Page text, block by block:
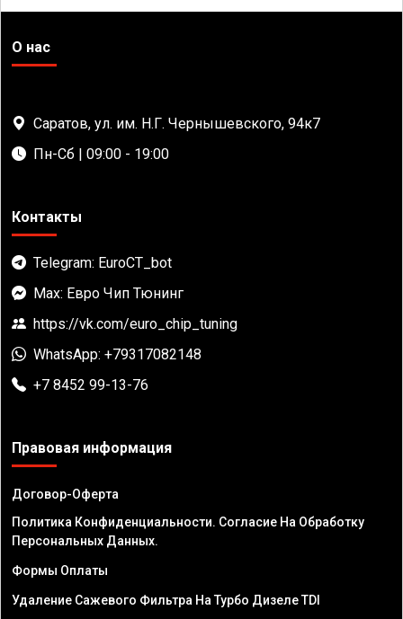
О нас
Саратов, ул. им. Н.Г. Чернышевского, 94к7
Пн-Сб | 09:00 - 19:00
Контакты
Telegram: EuroCT_bot
Max: Евро Чип Тюнинг
https://vk.com/euro_chip_tuning
WhatsApp: +79317082148
+7 8452 99-13-76
Правовая информация
Договор-Оферта
Политика Конфиденциальности. Согласие На Обработку
Персональных Данных.
Формы Оплаты
Удаление Сажевого Фильтра На Турбо Дизеле TDI